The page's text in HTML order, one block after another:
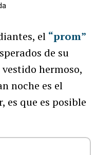
el “prom”
de su
hermoso,
noche es el
es que es posible